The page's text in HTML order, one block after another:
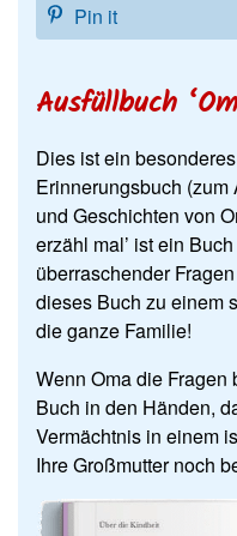
Pin it
Ausfüllbuch
Dies ist ein
Erinnerungsbuch
und Geschichten von
erzähl mal’ ist ein
überraschender
dieses Buch zu einem
die ganze Familie!
Wenn Oma die Fragen
Buch in den Händen,
Vermächtnis in einem
Ihre Großmutter noch